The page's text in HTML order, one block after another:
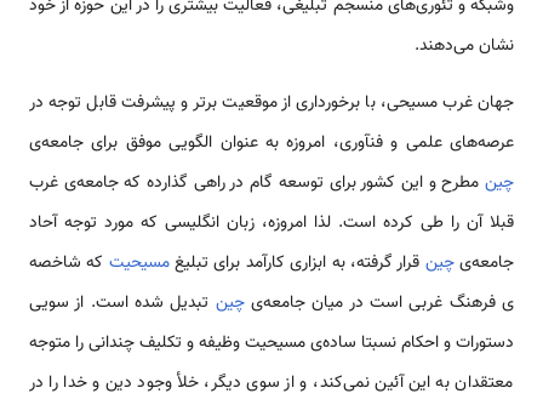
وشبکه و تئوری­‌های منسجم تبلیغی، فعالیت بیشتری را در این حوزه از خود
نشان می­‌دهند.
جهان غرب مسیحی، با برخورداری از موقعیت برتر و پیشرفت قابل توجه در
عرصه­‌های علمی و فن­آوری، امروزه به عنوان الگویی موفق برای جامعه­‌ی
چین مطرح و این کشور برای توسعه گام در راهی گذارده که جامعه­‌ی غرب
قبلا آن را طی کرده است. لذا امروزه، زبان انگلیسی که مورد توجه آحاد
جامعه‌­یچین قرار گرفته، به ابزاری کارآمد برای تبلیغمسیحیت که شاخصه­‌
ی فرهنگ غربی است در میان جامعه‌­یچین تبدیل شده است. از سویی
دستورات و احکام نسبتا ساده­‌ی مسیحیت وظیفه و تکلیف چندانی را متوجه
معتقدان به این آئین نمی‌­کند، و از سوی دیگر، خلأ وجود دین و خدا را در